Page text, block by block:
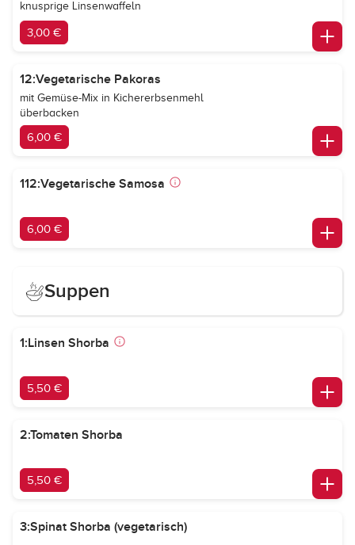
knusprige Linsenwaffeln
3,00 €
12:Vegetarische Pakoras
mit Gemüse-Mix in Kichererbsenmehl
überbacken
6,00 €
112:Vegetarische Samosa
6,00 €
Suppen
1:Linsen Shorba
5,50 €
2:Tomaten Shorba
5,50 €
3:Spinat Shorba (vegetarisch)